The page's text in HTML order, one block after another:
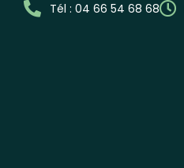
Tél : 04 66 54 68 68